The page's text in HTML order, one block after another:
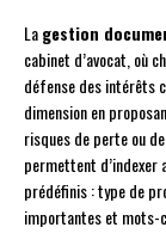
Lagestion
cabinet d’avocat, où
défense des intérêts
dimension en
risques de perte ou
permettent
prédéfinis : type de
importantes et mots-